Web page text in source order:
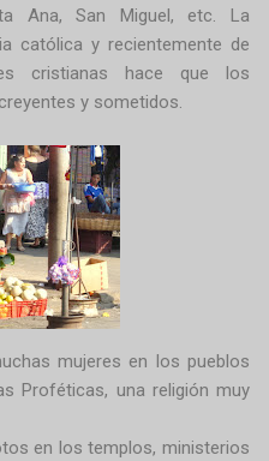
Ana, San Miguel, etc. La
católica y recientemente de
cristianas hace que los
y sometidos.
mujeres en los pueblos
Proféticas, una religión muy
en los templos, ministerios